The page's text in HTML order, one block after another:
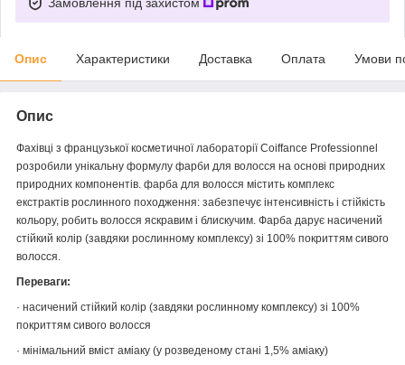
Опис Характеристики Доставка Оплата Умови
Опис
Фахівці з французької косметичної лабораторії Coiffance Professionnel
розробили унікальну формулу фарби для волосся на основі природних
природних компонентів. фарба для волосся містить комплекс
екстрактів рослинного походження: забезпечує інтенсивність і стійкість
кольору, робить волосся яскравим і блискучим. Фарба дарує насичений
стійкий колір (завдяки рослинному комплексу) зі 100% покриттям сивого
волосся.
Переваги:
· насичений стійкий колір (завдяки рослинному комплексу) зі 100%
покриттям сивого волосся
· мінімальний вміст аміаку (у розведеному стані 1,5% аміаку)